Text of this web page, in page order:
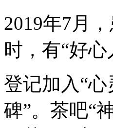
2019年7月
时，有“好
登记加入“
碑”。茶吧“